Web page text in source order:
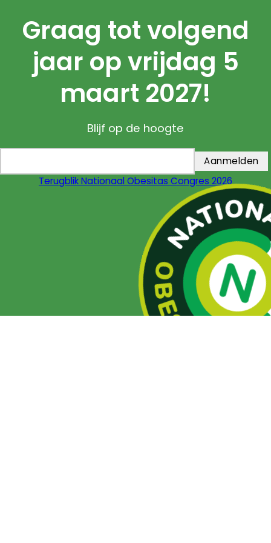
Graag tot volgend
jaar op vrijdag 5
maart 2027!
Blijf op de hoogte
Terugblik Nationaal Obesitas Congres 2026